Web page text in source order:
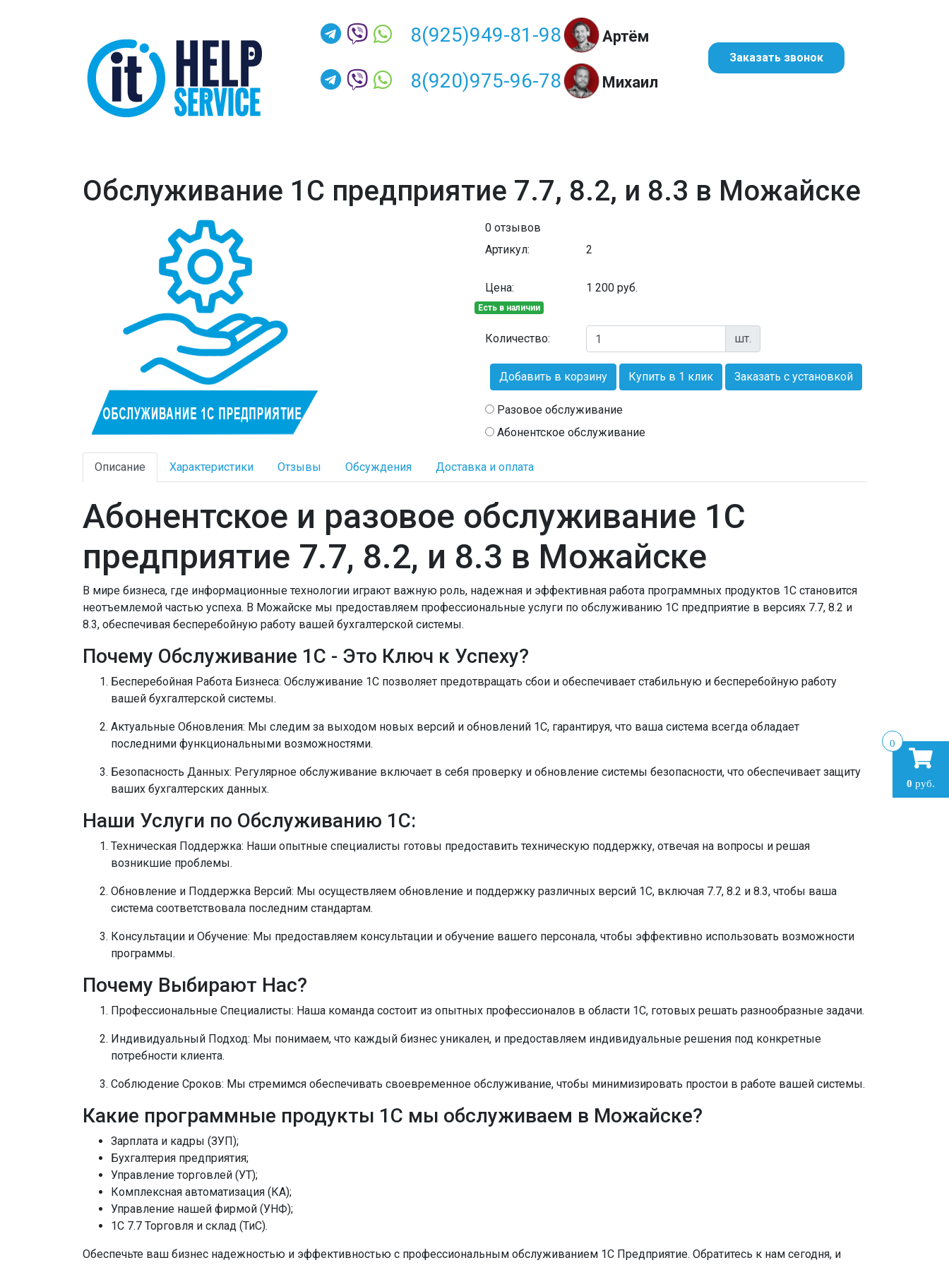
8(925)949-81-98 Артём
8(920)975-96-78 Михаил
Заказать звонок
Обслуживание 1С предприятие 7.7, 8.2, и 8.3 в Можайске
0 отзывов
Артикул:
2
Цена: 1 200руб.
Есть в наличии
Количество: шт.
Добавить в корзину Купить в 1 клик Заказать с установкой
Разовое обслуживание
Абонентское обслуживание
Описание Характеристики Отзывы Обсуждения Доставка и оплата
Абонентское и разовое обслуживание 1С
предприятие 7.7, 8.2, и 8.3 в Можайске
В мире бизнеса, где информационные технологии играют важную роль, надежная и эффективная работа программных продуктов 1С становится
неотъемлемой частью успеха. В Можайске мы предоставляем профессиональные услуги по обслуживанию 1С предприятие в версиях 7.7, 8.2 и
8.3, обеспечивая бесперебойную работу вашей бухгалтерской системы.
Почему Обслуживание 1С - Это Ключ к Успеху?
Бесперебойная Работа Бизнеса: Обслуживание 1С позволяет предотвращать сбои и обеспечивает стабильную и бесперебойную работу
вашей бухгалтерской системы.
Актуальные Обновления: Мы следим за выходом новых версий и обновлений 1С, гарантируя, что ваша система всегда обладает
последними функциональными возможностями.
Безопасность Данных: Регулярное обслуживание включает в себя проверку и обновление системы безопасности, что обеспечивает защиту
ваших бухгалтерских данных.
Наши Услуги по Обслуживанию 1С:
Техническая Поддержка: Наши опытные специалисты готовы предоставить техническую поддержку, отвечая на вопросы и решая
возникшие проблемы.
Обновление и Поддержка Версий: Мы осуществляем обновление и поддержку различных версий 1С, включая 7.7, 8.2 и 8.3, чтобы ваша
система соответствовала последним стандартам.
Консультации и Обучение: Мы предоставляем консультации и обучение вашего персонала, чтобы эффективно использовать возможности
программы.
Почему Выбирают Нас?
Профессиональные Специалисты: Наша команда состоит из опытных профессионалов в области 1С, готовых решать разнообразные задачи.
Индивидуальный Подход: Мы понимаем, что каждый бизнес уникален, и предоставляем индивидуальные решения под конкретные
потребности клиента.
Соблюдение Сроков: Мы стремимся обеспечивать своевременное обслуживание, чтобы минимизировать простои в работе вашей системы.
Какие программные продукты 1С мы обслуживаем в Можайске?
Зарплата и кадры (ЗУП);
Бухгалтерия предприятия;
Управление торговлей (УТ);
Комплексная автоматизация (КА);
Управление нашей фирмой (УНФ);
1C 7.7 Торговля и склад (ТиС).
Обеспечьте ваш бизнес надежностью и эффективностью с профессиональным обслуживанием 1С Предприятие. Обратитесь к нам сегодня, и
0
0 руб.